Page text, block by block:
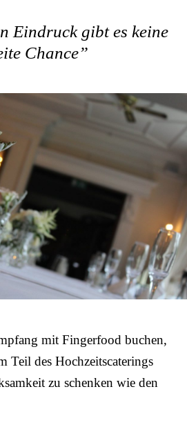
Eindruck gibt es keine
Chance”
mit Fingerfood buchen,
Teil des Hochzeitscaterings
zu schenken wie den